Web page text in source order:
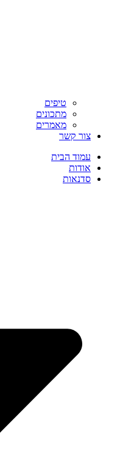
טיפים
מתכונים
מאמרים
צור קשר
עמוד הבית
אודות
סדנאות